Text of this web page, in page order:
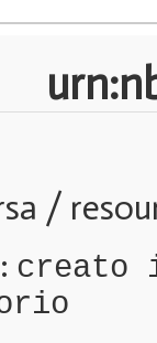
/
creato